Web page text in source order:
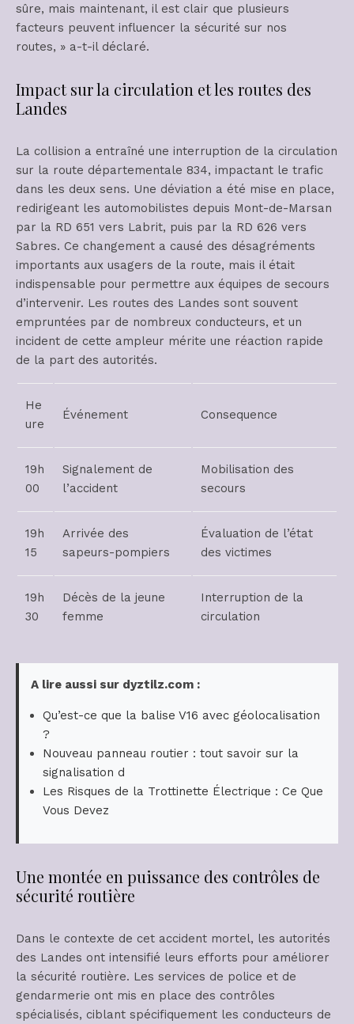
sûre, mais maintenant, il est clair que plusieurs
facteurs peuvent influencer la sécurité sur nos
routes, » a-t-il déclaré.
Impact sur la circulation et les routes des
Landes
La collision a entraîné une interruption de la circulation
sur la route départementale 834, impactant le trafic
dans les deux sens. Une déviation a été mise en place,
redirigeant les automobilistes depuis Mont-de-Marsan
par la RD 651 vers Labrit, puis par la RD 626 vers
Sabres. Ce changement a causé des désagréments
importants aux usagers de la route, mais il était
indispensable pour permettre aux équipes de secours
d’intervenir. Les routes des Landes sont souvent
empruntées par de nombreux conducteurs, et un
incident de cette ampleur mérite une réaction rapide
de la part des autorités.
He
ure
Événement Consequence
19h
00
Signalement de
l’accident
Mobilisation des
secours
19h
15
Arrivée des
sapeurs-pompiers
Évaluation de l’état
des victimes
19h
30
Décès de la jeune
femme
Interruption de la
circulation
A lire aussi sur dyztilz.com :
Qu’est-ce que la balise V16 avec géolocalisation
?
Nouveau panneau routier : tout savoir sur la
signalisation d
Les Risques de la Trottinette Électrique : Ce Que
Vous Devez
Une montée en puissance des contrôles de
sécurité routière
Dans le contexte de cet accident mortel, les autorités
des Landes ont intensifié leurs efforts pour améliorer
la sécurité routière. Les services de police et de
gendarmerie ont mis en place des contrôles
spécialisés, ciblant spécifiquement les conducteurs de